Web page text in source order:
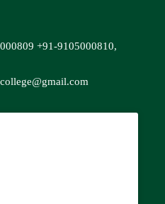
+91-9105000810,